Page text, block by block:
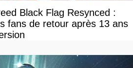
Black Flag Resynced :
fans de retour après 13 ans